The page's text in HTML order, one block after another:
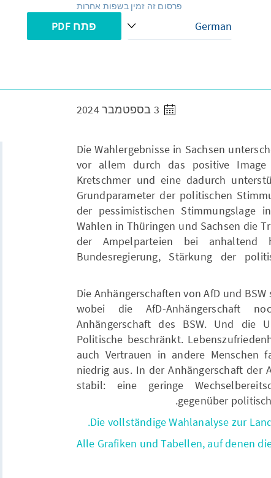
פרסום זה זמין בשפות אחרות
פתח PDF
Die Wahlergebnisse in Sachsen
vor allem durch das positive Image
Kretschmer und eine dadurch
Grundparameter der politischen
der pessimistischen Stimmungslage
Wahlen in Thüringen und Sachsen die
der Ampelparteien bei anhaltend
Bundesregierung, Stärkung der
Die Anhängerschaften von AfD und
wobei die AfD-Anhängerschaft
Anhängerschaft des BSW. Und die
Politische beschränkt.
auch Vertrauen in andere Menschen
niedrig aus. In der Anhängerschaft der
stabil: eine geringe
gegenüber
Die vollständige Wahlanalyse zur
Alle Grafiken und Tabellen, auf denen